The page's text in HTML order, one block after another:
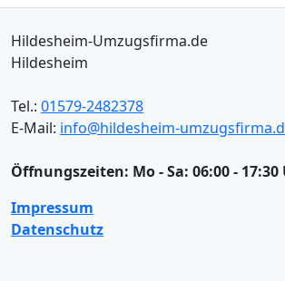
Hildesheim-Umzugsfirma.de
Hildesheim
Tel.: 01579-2482378
E-Mail: info@hildesheim-
Öffnungszeiten: Mo - Sa: 06:00 -
Impressum
Datenschutz